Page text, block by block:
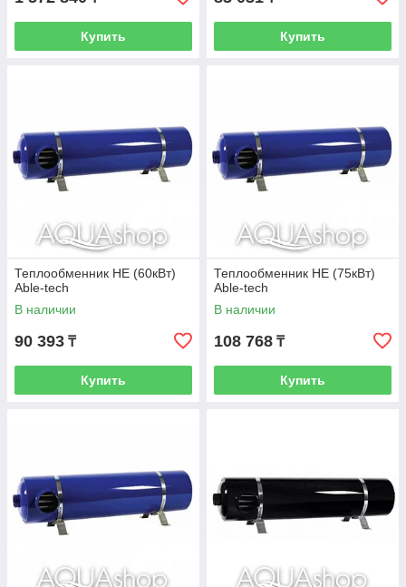
Купить Купить
Теплообменник HE (60кВт)
Able-tech
В наличии
90 393 ₸
Купить
Теплообменник HE (75кВт)
Able-tech
В наличии
108 768 ₸
Купить